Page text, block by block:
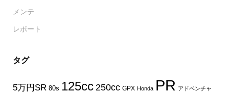
メンテ
レポート
タグ
5万円SR 80s 125cc 250cc GPX Honda PR アドベンチャ